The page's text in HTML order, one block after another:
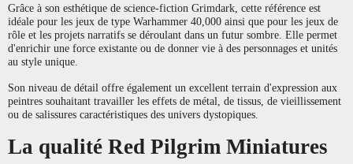
Grâce à son esthétique de science-fiction Grimdark, cette référence est
idéale pour les jeux de type Warhammer 40,000 ainsi que pour les jeux de
rôle et les projets narratifs se déroulant dans un futur sombre. Elle permet
d'enrichir une force existante ou de donner vie à des personnages et unités
au style unique.
Son niveau de détail offre également un excellent terrain d'expression aux
peintres souhaitant travailler les effets de métal, de tissus, de vieillissement
ou de salissures caractéristiques des univers dystopiques.
La qualité Red Pilgrim Miniatures